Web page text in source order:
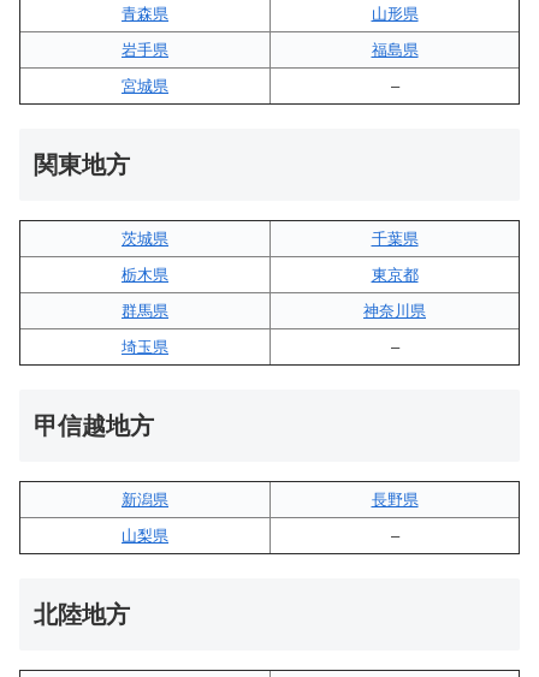
青森県
山形県
岩手県
福島県
宮城県
–
関東地方
茨城県
千葉県
栃木県
東京都
群馬県
神奈川県
埼玉県
–
甲信越地方
新潟県
長野県
山梨県
–
北陸地方